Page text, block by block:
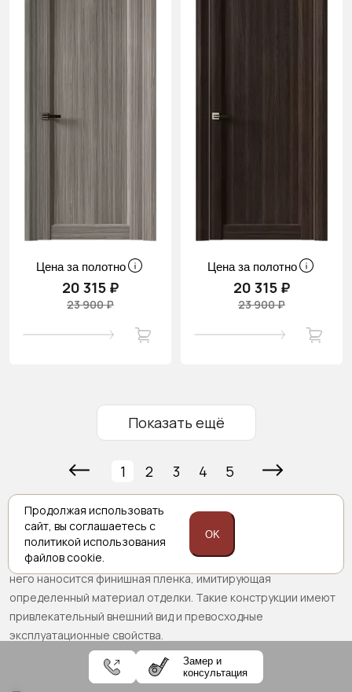
Цена за полотно
20 315 ₽
23 900 ₽
Цена за полотно
20 315 ₽
23 900 ₽
Показать ещё
1 2 3 4 5
Межкомнатные двери
соотношению цены и качества. Для изготовления каркаса
конструкции используется древесина. Основание
покрывается МДФ. Для придания полотну эстетичности, на
него наносится финишная пленка, имитирующая
определенный материал отделки. Такие конструкции имеют
привлекательный внешний вид и превосходные
эксплуатационные свойства.
Замер и
консультация
Продолжая использовать
сайт, вы соглашаетесь с
политикой использования
файлов cookie.
OK